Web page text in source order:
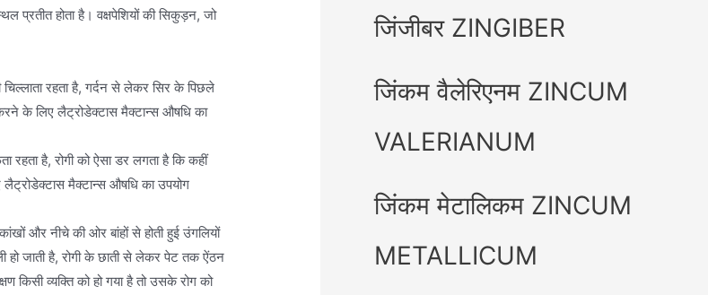
होता है। वक्षपेशियों की सिकुड़न, जो
चिल्लाता रहता है, गर्दन से लेकर सिर के पिछले
के लिए लैट्रोडेक्टास मैक्टान्स औषधि का
रहता है, रोगी को ऐसा डर लगता है कि कहीं
मैक्टान्स औषधि का उपयोग
और नीचे की ओर बांहों से होती हुई उंगलियों
हो जाती है, रोगी के छाती से लेकर पेट तक ऐंठन
किसी व्यक्ति को हो गया है तो उसके रोग को
जिंजीबर ZINGIBER
जिंकम वैलेरिएनम ZINCUM
VALERIANUM
जिंकम मेटालिकम ZINCUM
METALLICUM